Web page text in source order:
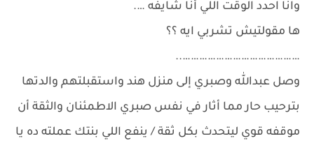
وانا احدد الوقت اللي أنا شايفه ….
ها مقولتيش تشربي ايه ؟؟
……………………………………..
وصل عبدالله وصبري إلى منزل هند واستقبلتهم والدتها
بترحيب حار مما أثار في نفس صبري الاطمئنان والثقة أن
موقفه قوي ليتحدث بكل ثقة / ينفع اللي بنتك عملته ده يا